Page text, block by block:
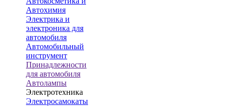
Автохимия
Электрика и
электроника для
автомобиля
Автомобильный
инструмент
Принадлежности
для автомобиля
Автолампы
Электротехника
Электросамокаты